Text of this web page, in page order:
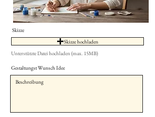
Skizze
Skizze hochladen
Unterstützte Datei hochladen (max. 15MB)
Gestaltungst Wunsch Idee